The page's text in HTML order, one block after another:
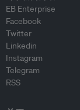
EB Enterprise
Facebook
Twitter
Linkedin
Instagram
Telegram
RSS